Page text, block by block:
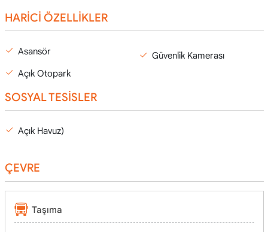
HARİCİ ÖZELLİKLER
Asansör
Açık Otopark
Güvenlik Kamerası
SOSYAL TESİSLER
Açık Havuz)
ÇEVRE
Taşıma